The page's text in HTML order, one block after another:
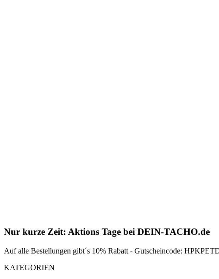
Nur kurze Zeit: Aktions Tage bei DEIN-TACHO.de
Auf alle Bestellungen gibt´s 10% Rabatt - Gutscheincode:
KATEGORIEN